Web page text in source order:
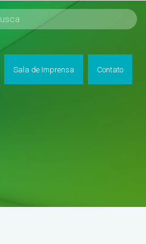
Sala de Imprensa Contato